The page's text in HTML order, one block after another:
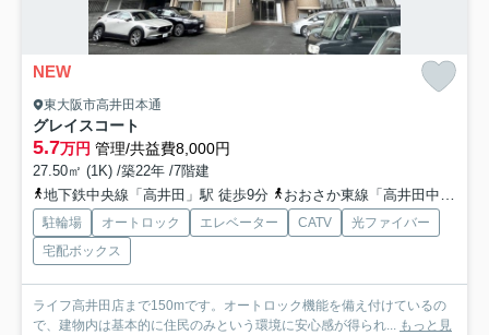
NEW
東大阪市高井田本通
グレイスコート
5.7万円 管理/共益費8,000円
27.50㎡ (1K) /築22年 /7階建
地下鉄中央線「高井田」駅 徒歩9分
おおさか東線「高井田中央」駅 徒歩9分
駐輪場 オートロック エレベーター CATV
光ファイバー
宅配ボックス
ライフ高井田店まで150mです。オートロック機能を備え付けているの
で、建物内は基本的に住民のみという環境に安心感が得られ... もっと見